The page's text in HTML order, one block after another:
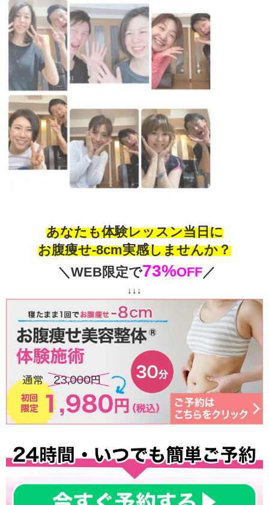
あなたも体験レッスン当日に
お腹痩せ-8cm実感しませんか？
＼WEB限定で73%OFF／
↓↓↓